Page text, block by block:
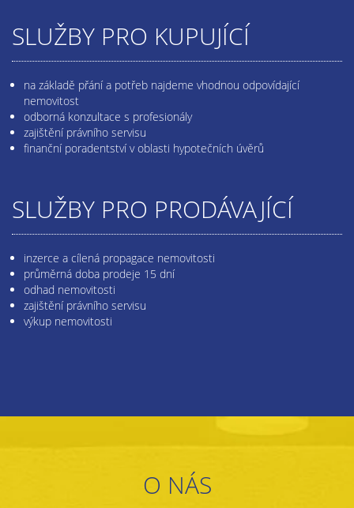
SLUŽBY PRO KUPUJÍCÍ
na základě přání a potřeb najdeme vhodnou odpovídající
nemovitost
odborná konzultace s profesionály
zajištění právního servisu
finanční poradentství v oblasti hypotečních úvěrů
SLUŽBY PRO PRODÁVAJÍCÍ
inzerce a cílená propagace nemovitosti
průměrná doba prodeje 15 dní
odhad nemovitosti
zajištění právního servisu
výkup nemovitosti
O NÁS